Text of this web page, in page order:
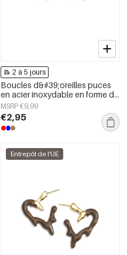
2 à 5 jours
Boucles d&#39;oreilles puces
en acier inoxydable en forme de
cœur, collection Daily Simple,
bijoux pour femmes
MSRP €9,99
€2,95
Entrepôt de l'UE